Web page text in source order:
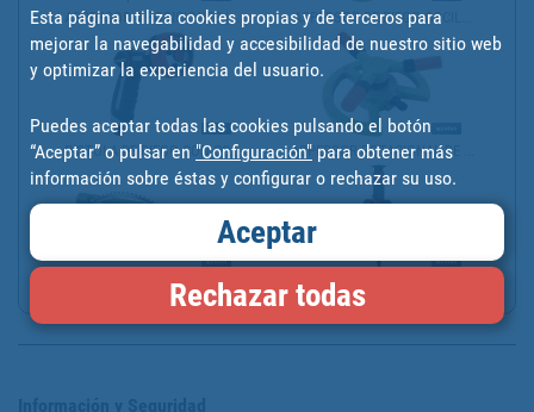
ASPERSOR 4 POSICIONES |... ASPERSOR DE RIEGO OSCIL...
PISTOLA DE RIEGO CON CO... ASPERSOR ROTACIONAL DE ...
ASPERSOR OSCILANTE REGU... ASPERSOR SECTORIAL DIRE...
Esta página utiliza cookies propias y de terceros para
mejorar la navegabilidad y accesibilidad de nuestro sitio web
y optimizar la experiencia del usuario.
Puedes aceptar todas las cookies pulsando el botón
“Aceptar” o pulsar en "Configuración" para obtener más
información sobre éstas y configurar o rechazar su uso.
Aceptar
Rechazar todas